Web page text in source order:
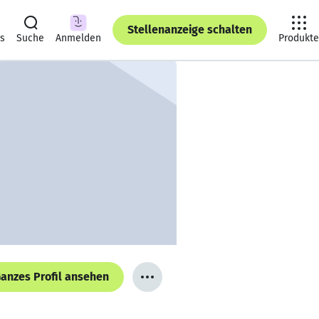
Suche Anmelden
Stellenanzeige schalten
Produkte
Profil ansehen